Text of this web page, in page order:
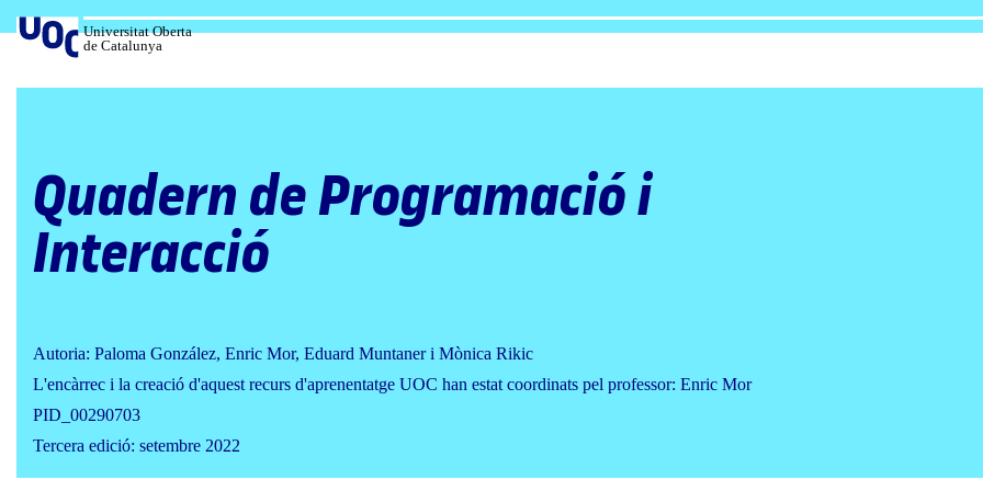
al
contingut
Universitat Oberta
de Catalunya
Quadern de Programació i
Interacció
Autoria: Paloma González, Enric Mor, Eduard Muntaner i Mònica Rikic
L'encàrrec i la creació d'aquest recurs d'aprenentatge UOC han estat coordinats pel professor: Enric Mor
PID_00290703
Tercera edició: setembre 2022